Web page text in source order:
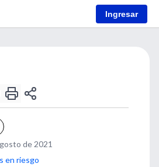
Ingresar
de 2021
en riesgo